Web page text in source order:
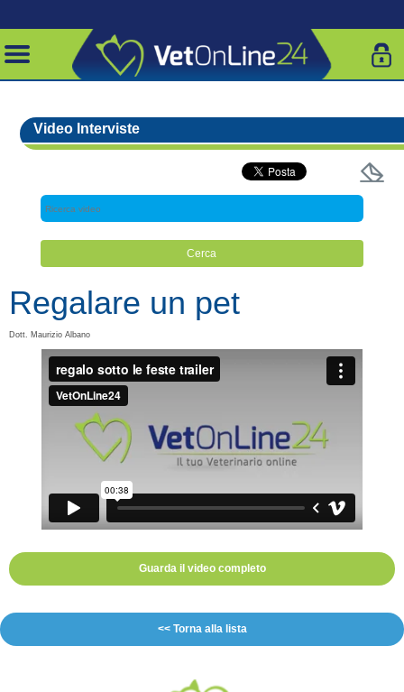
Video Interviste
Regalare un pet
Dott. Maurizio Albano
Guarda il video completo
<< Torna alla lista